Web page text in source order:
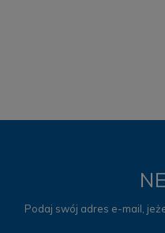
Podaj swój adres e-mail,